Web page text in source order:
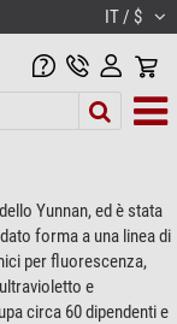
IT / $
Yunnan, ed è stata
forma a una linea di
per fluorescenza,
e
circa 60 dipendenti e